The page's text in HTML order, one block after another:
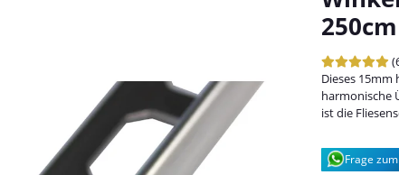
Dieses
harmonische
ist die
Frage